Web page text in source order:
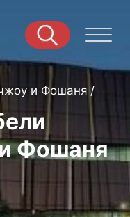
и Фошаня
Фошаня